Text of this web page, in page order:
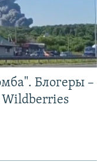
Блогеры –
Wildberries